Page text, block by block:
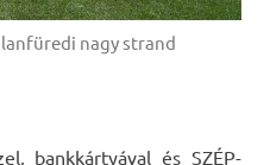
nagy strand
bankkártyával és SZÉP-